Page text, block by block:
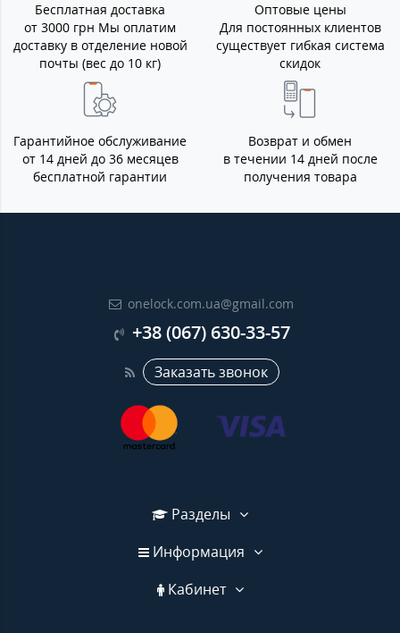
Бесплатная доставка
от 3000 грн Мы оплатим
доставку в отделение новой
почты (вес до 10 кг)
Оптовые цены
Для постоянных клиентов
существует гибкая система
скидок
Гарантийное обслуживание
от 14 дней до 36 месяцев
бесплатной гарантии
Возврат и обмен
в течении 14 дней после
получения товара
onelock.com.ua@gmail.com
+38 (067) 630-33-57
Заказать звонок
Разделы
Информация
Кабинет